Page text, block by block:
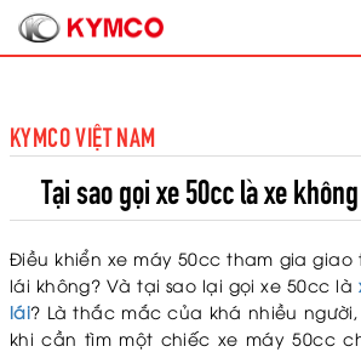
KYMCO VIỆT NAM
Tại sao gọi xe 50cc là xe
Điều khiển xe máy 50cc tham gia
lái không? Và tại sao lại gọi xe 50cc là
lái? Là thắc mắc của khá nhiều
khi cần tìm một chiếc xe máy 50cc